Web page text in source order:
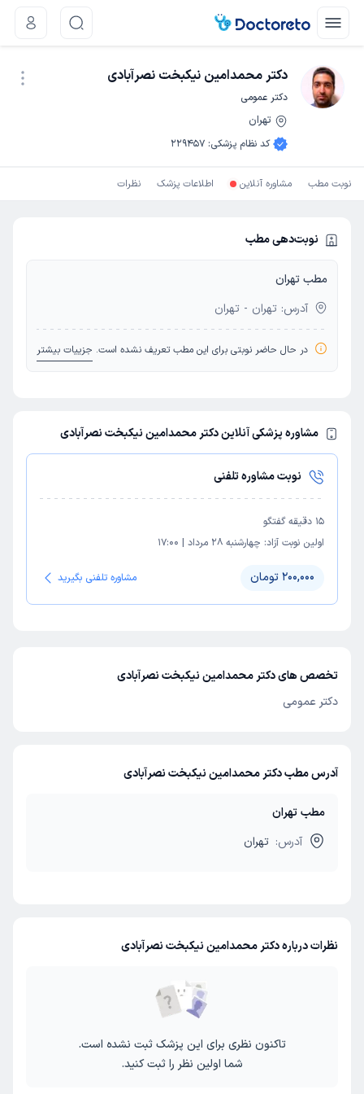
دکتر محمدامین نیکبخت نصرآبادی
دکتر عمومی
تهران
کد نظام پزشکی:
229457
نوبت مطب مشاوره آنلاین اطلاعات پزشک نظرات
نوبت‌دهی مطب
مطب تهران
آدرس: تهران - تهران
در حال حاضر نوبتی برای این مطب تعریف نشده است. جزییات بیشتر
مشاوره پزشکی آنلاین دکتر محمدامین نیکبخت نصرآبادی
نوبت مشاوره تلفنی
15 دقیقه گفتگو
اولین نوبت آزاد: چهارشنبه 28 مرداد |
17:00
200,000 تومان مشاوره تلفنی بگیرید
تخصص های دکتر محمدامین نیکبخت نصرآبادی
دکتر عمومی
آدرس مطب دکتر محمدامین نیکبخت نصرآبادی
مطب تهران
آدرس: تهران
نظرات درباره دکتر محمدامین نیکبخت نصرآبادی
تاکنون نظری برای این پزشک ثبت نشده است.
شما اولین نظر را ثبت کنید.